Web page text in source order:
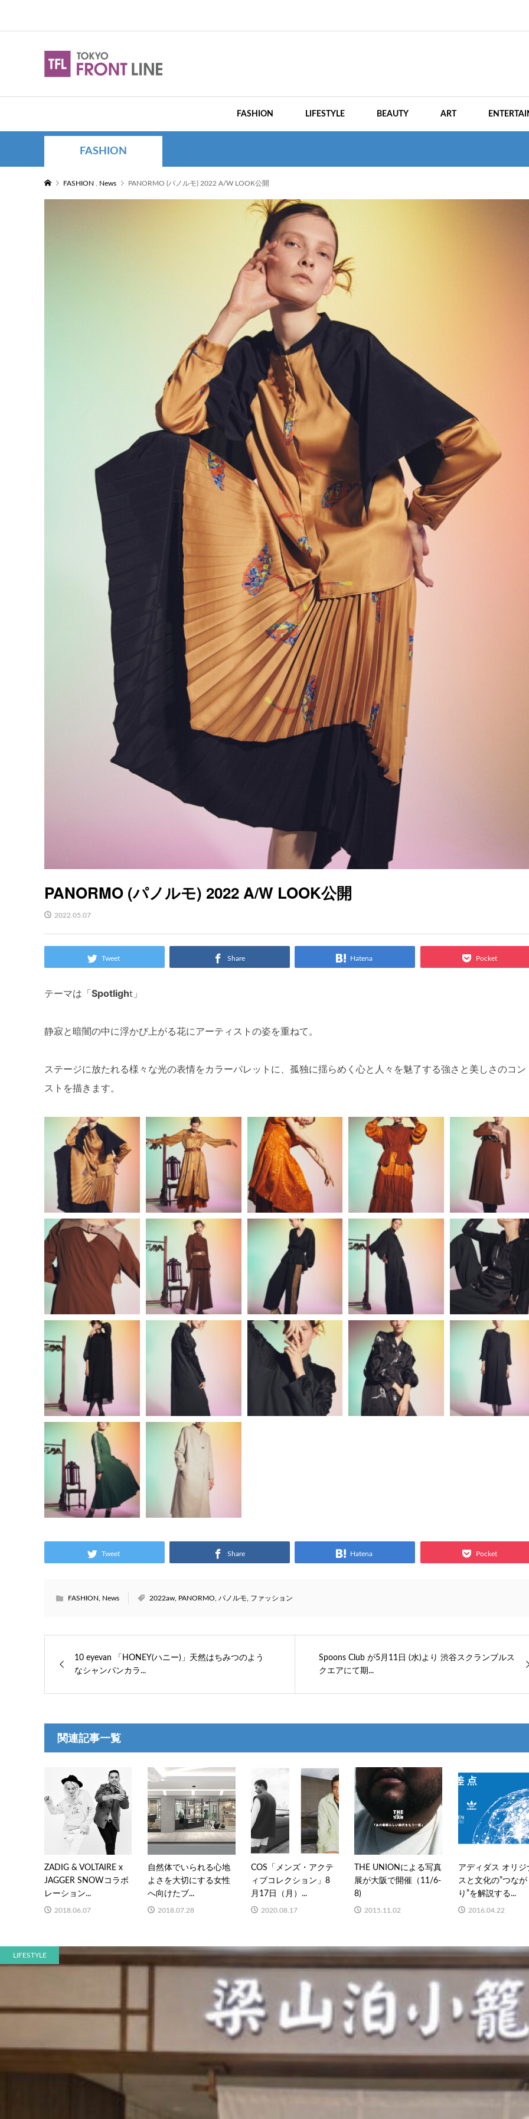
FASHION LIFESTYLE BEAUTY ART
FASHION
FASHION News PANORMO (パノルモ) 2022 A/W LOOK公開
PANORMO (パノルモ) 2022 A/W LOOK公開
2022.05.07
Tweet Share Hatena Pocket
テーマは「 Spotlight」
静寂と暗闇の中に浮かび上がる花にアーティストの姿を重ねて。
ステージに放たれる様々な光の表情をカラーパレットに、孤独に揺らめく心と人々を魅了する強さと美しさのコン
ストを描きます。
Tweet Share Hatena Pocket
FASHION News 2022aw, PANORMO パノルモ ファッション
10 eyevan 「HONEY(ハニー)」天然はちみつのよう
なシャンパンカラ...
Spoons Club が5月11日 (水)より 渋谷スクランブルス
クエアにて期...
関連記事一覧
ZADIG & VOLTAIRE x
JAGGER SNOWコラボ
レーション...
2018.06.07
自然体でいられる心地
よさを大切にする女性
へ向けたブ...
2018.07.28
COS「メンズ・アクテ
ィブコレクション」8
月17日（月）...
2020.08.17
THE UNIONによる写真
展が大阪で開催（11/6-
8)
2015.11.02
アディダス オリジ
スと文化の”つなが
り”を解説する...
2016.04.22
LIFESTYLE